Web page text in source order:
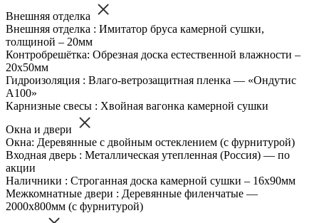
Внешняя отделка
Внешняя отделка : Имитатор бруса камерной сушки,
толщиной – 20мм
Контробрешётка: Обрезная доска естественной влажности –
20х50мм
Гидроизоляция : Влаго-ветрозащитная пленка — «Ондутис
А100»
Карнизные свесы : Хвойная вагонка камерной сушки
Окна и двери
Окна: Деревянные с двойным остеклением (с фурнитурой)
Входная дверь : Металлическая утепленная (Россия) — по
акции
Наличники : Строганная доска камерной сушки – 16х90мм
Межкомнатные двери : Деревянные филенчатые —
2000х800мм (с фурнитурой)